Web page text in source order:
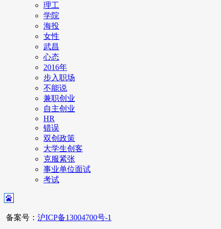
理工
学院
海投
女性
武昌
心态
2016年
步入职场
不能说
兼职创业
自主创业
HR
错误
双创政策
大学生创客
克服紧张
事业单位面试
考试
备案号： 沪ICP备13004700号-1